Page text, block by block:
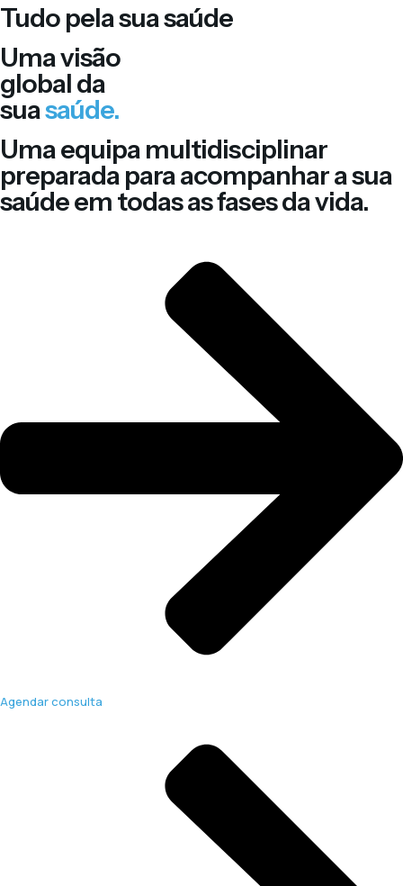
Tudo pela sua saúde
Uma visão
global da
suasaúde.
Uma equipa multidisciplinar
preparada para acompanhar a sua
saúde em todas as fases da vida.
Agendar consulta